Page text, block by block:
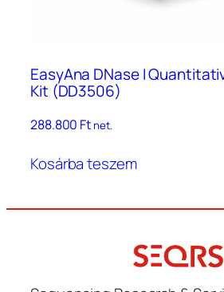
EasyAna DNase I
Kit (DD3506)
288.800 Ft net.
Kosárba teszem